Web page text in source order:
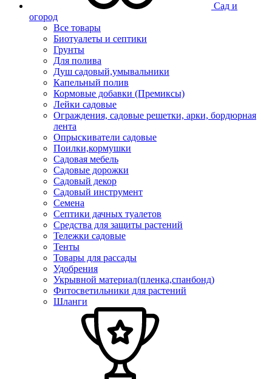
Сад и
огород
Все товары
Биотуалеты и септики
Грунты
Для полива
Душ садовый,умывальники
Капельный полив
Кормовые добавки (Премиксы)
Лейки садовые
Ограждения, садовые решетки, арки, бордюрная
лента
Опрыскиватели садовые
Поилки,кормушки
Садовая мебель
Садовые дорожки
Садовый декор
Садовый инструмент
Семена
Септики дачных туалетов
Средства для защиты растений
Тележки садовые
Тенты
Товары для рассады
Удобрения
Укрывной материал(пленка,спанбонд)
Фитосветильники для растений
Шланги